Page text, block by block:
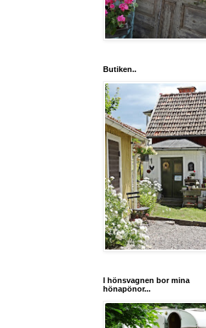
Butiken..
I hönsvagnen bor mina
hönapönor...